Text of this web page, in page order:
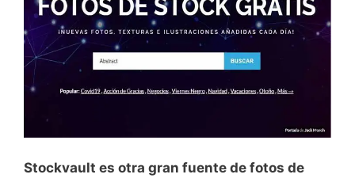
Stockvault es otra gran fuente de fotos de